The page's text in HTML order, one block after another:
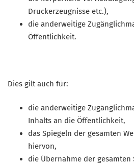
Druckerzeugnisse etc.),
die anderweitige
Öffentlichkeit.
Dies gilt auch für:
die anderweitige
Inhalts an die Öffentlichkeit,
das Spiegeln der gesamten
hiervon,
die Übernahme der